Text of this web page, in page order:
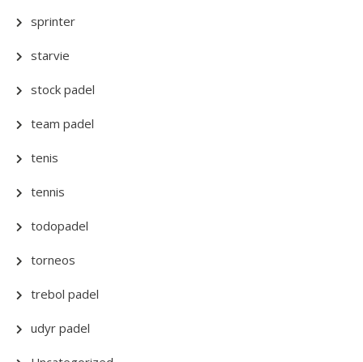
sprinter
starvie
stock padel
team padel
tenis
tennis
todopadel
torneos
trebol padel
udyr padel